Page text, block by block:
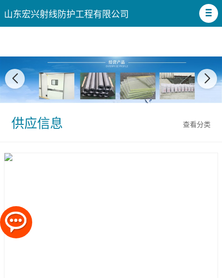
山东宏兴射线防护工程有限公司
查看分类
供应信息